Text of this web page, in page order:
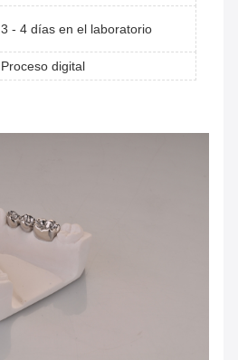
3 - 4 días en el laboratorio
Proceso digital